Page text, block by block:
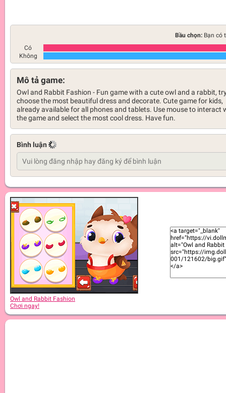
Bầu chọn: Bạn có
Có
Không
Mô tả game:
Owl and Rabbit Fashion - Fun game with a cute owl and a rabbit,
choose the most beautiful dress and decorate. Cute game for kids,
already available for all phones and tablets. Use mouse to interact
the game and select the most cool dress. Have fun.
Bình luận
Owl and Rabbit Fashion
Chơi ngay!